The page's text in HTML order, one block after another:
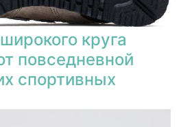
круга
повседневной
спортивных